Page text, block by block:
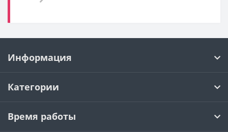
Информация
Категории
Время работы